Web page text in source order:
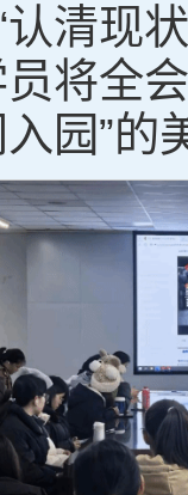
清现
将全
园”